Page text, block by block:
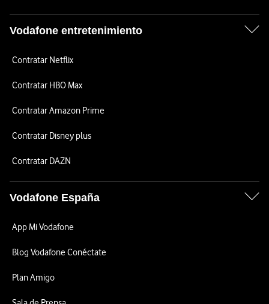
Vodafone entretenimiento
Contratar Netflix
Contratar HBO Max
Contratar Amazon Prime
Contratar Disney plus
Contratar DAZN
Vodafone España
App Mi Vodafone
Blog Vodafone Conéctate
Plan Amigo